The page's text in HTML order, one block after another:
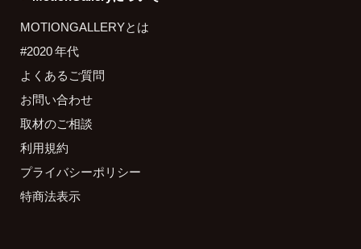
MOTIONGALLERYとは
#2020 年代
よくあるご質問
お問い合わせ
取材のご相談
利用規約
プライバシーポリシー
特商法表示